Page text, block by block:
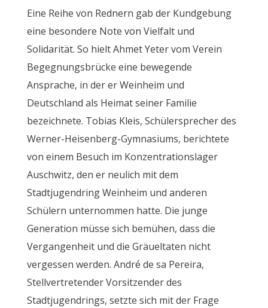
Eine Reihe von Rednern gab der Kundgebung
eine besondere Note von Vielfalt und
Solidarität. So hielt Ahmet Yeter vom Verein
Begegnungsbrücke eine bewegende
Ansprache, in der er Weinheim und
Deutschland als Heimat seiner Familie
bezeichnete. Tobias Kleis, Schülersprecher des
Werner-Heisenberg-Gymnasiums, berichtete
von einem Besuch im Konzentrationslager
Auschwitz, den er neulich mit dem
Stadtjugendring Weinheim und anderen
Schülern unternommen hatte. Die junge
Generation müsse sich bemühen, dass die
Vergangenheit und die Gräueltaten nicht
vergessen werden. André de sa Pereira,
Stellvertretender Vorsitzender des
Stadtjugendrings, setzte sich mit der Frage